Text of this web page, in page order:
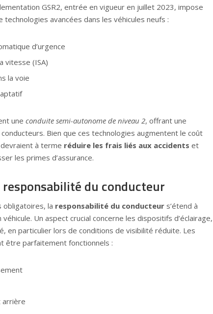
GSR2, entrée en vigueur en juillet 2023, impose
technologies avancées dans les véhicules neufs :
d’urgence
vitesse (ISA)
la voie
une conduite semi-autonome de niveau 2, offrant une
Bien que ces technologies augmentent le coût
à terme réduire les frais liés aux accidents et
les primes d’assurance.
du conducteur
obligatoires, la responsabilité du conducteur s’étend à
Un aspect crucial concerne les dispositifs d’éclairage,
en particulier lors de conditions de visibilité réduite. Les
être parfaitement fonctionnels :
arrière